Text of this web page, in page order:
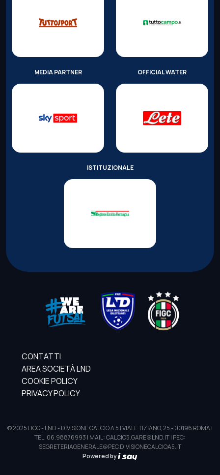
MEDIA PARTNER OFFICIAL WATER
ISTITUZIONALE
CONTATTI
AREA SOCIETÀ LND
COOKIE POLICY
PRIVACY POLICY
© 2025 FIGC - LND - DIVISIONE CALCIO A 5 | VIALE TIZIANO, 25 - 00196 ROMA |
TEL. 06.98876993 | MAIL: CALCIO5.GARE@LND.IT | PEC:
SEGRETERIAGENERALE@PEC.DIVISIONECALCIOA5.IT
Powered by